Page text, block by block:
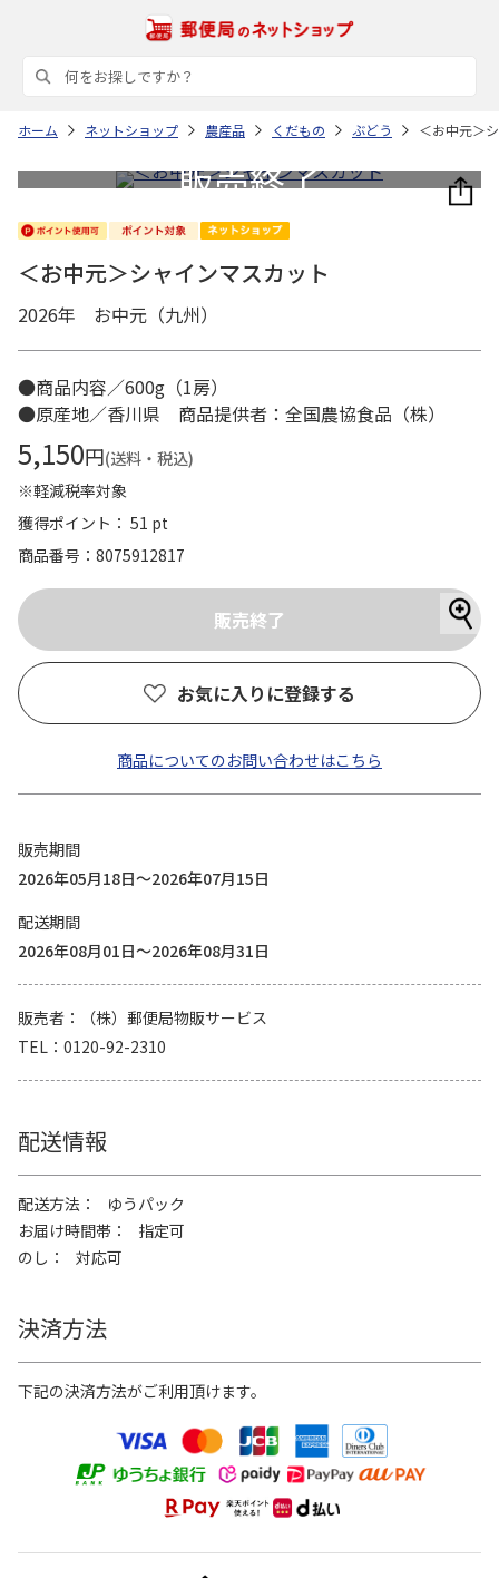
ホーム ネットショップ 農産品 くだもの ぶどう ＜お中元＞
＜お中元＞シャインマスカット
2026年 お中元（九州）
●商品内容／600g（1房）
●原産地／香川県 商品提供者：全国農協食品（株）
5,150円(送料・税込)
※軽減税率対象
獲得ポイント： 51 pt
商品番号
8075912817
お気に入りに登録する
商品についてのお問い合わせはこちら
販売期間
2026年05月18日～2026年07月15日
配送期間
2026年08月01日～2026年08月31日
販売者
（株）郵便局物販サービス
TEL
0120-92-2310
配送情報
配送方法
ゆうパック
お届け時間帯
指定可
のし
対応可
決済方法
下記の決済方法がご利用頂けます。